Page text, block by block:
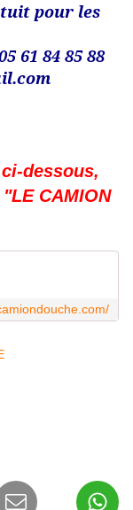
pour les
61 84 85 88
dessous,
CAMION